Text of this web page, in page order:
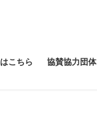
こちら 協賛協力団体